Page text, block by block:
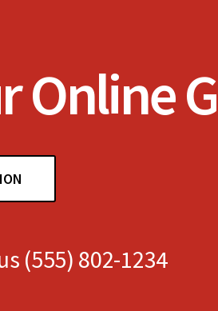
Online
(555) 802-1234